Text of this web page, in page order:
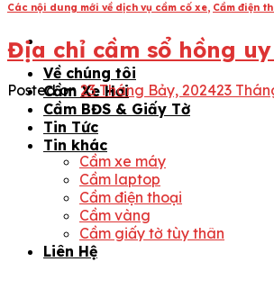
Về chúng tôi
Cầm Xe Hơi
Cầm BĐS & Giấy Tờ
Tin Tức
Tin khác
Cầm xe máy
Cầm laptop
Cầm điện thoại
Cầm vàng
Cầm giấy tờ tùy thân
Liên Hệ
Các nội dung mới về dịch vụ cầm cố xe, Cầm điện
Địa chỉ cầm sổ hồng
Posted on 23 Tháng Bảy, 202423